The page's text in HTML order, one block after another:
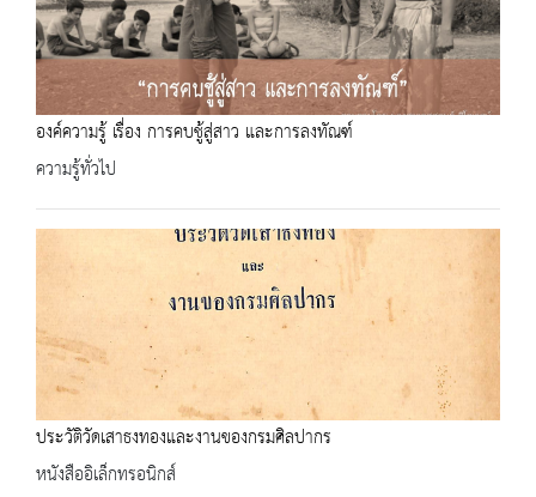
องค์ความรู้ เรื่อง การคบชู้สู่สาว และการลงทัณฑ์
ความรู้ทั่วไป
ประวัติวัดเสาธงทองและงานของกรมศิลปากร
หนังสืออิเล็กทรอนิกส์